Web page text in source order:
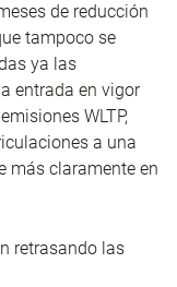
de reducción
tampoco se
ya las
entrada en vigor
WLTP,
a una
más claramente en
retrasando las